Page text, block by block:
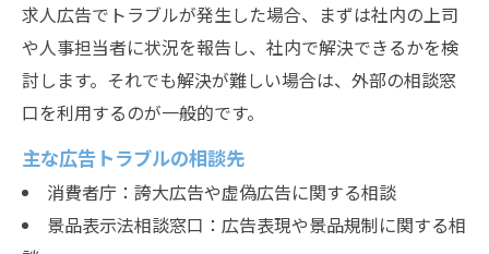
求人広告でトラブルが発生した場合、まずは社内の上司
や人事担当者に状況を報告し、社内で解決できるかを検
討します。それでも解決が難しい場合は、外部の相談窓
口を利用するのが一般的です。
主な広告トラブルの相談先
消費者庁：誇大広告や虚偽広告に関する相談
景品表示法相談窓口：広告表現や景品規制に関する相